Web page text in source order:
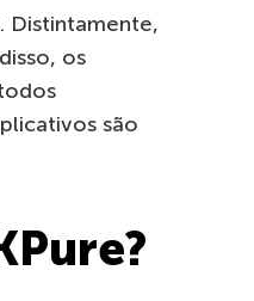
Distintamente,
os
são